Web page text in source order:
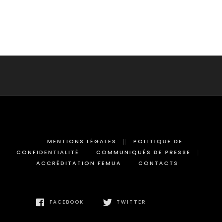
MENTIONS LÉGALES
POLITIQUE DE
CONFIDENTIALITÉ
COMMUNIQUÉS DE PRESSE
ACCRÉDITATION FEMUA
CONTACTS
FACEBOOK TWITTER